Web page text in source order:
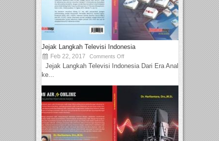
Jejak Langkah Televisi Indonesia
Feb 22, 2017 Comments Off
Jejak Langkah Televisi Indonesia Dari Era Analog
ke...